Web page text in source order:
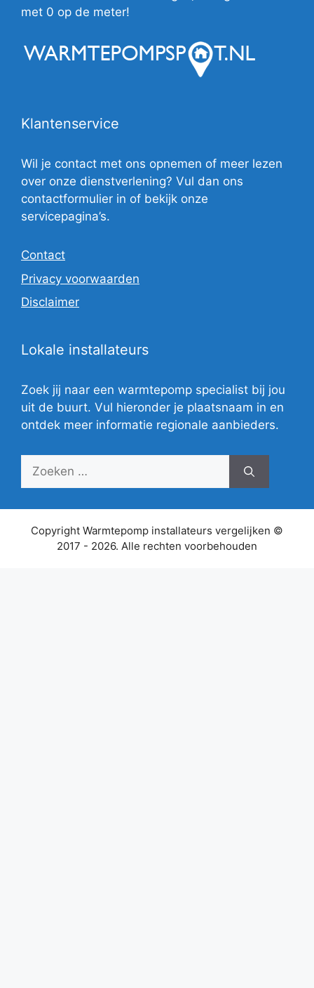
met 0 op de meter!
Klantenservice
Wil je contact met ons opnemen of meer lezen
over onze dienstverlening? Vul dan ons
contactformulier in of bekijk onze
servicepagina’s.
Contact
Privacy voorwaarden
Disclaimer
Lokale installateurs
Zoek jij naar een warmtepomp specialist bij jou
uit de buurt. Vul hieronder je plaatsnaam in en
ontdek meer informatie regionale aanbieders.
Zoek
Copyright Warmtepomp installateurs vergelijken ©
2017 - 2026. Alle rechten voorbehouden